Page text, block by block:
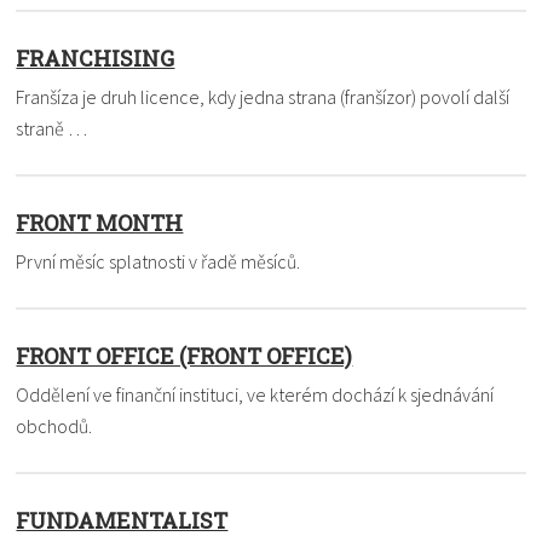
FRANCHISING
Franšíza je druh licence, kdy jedna strana (franšízor) povolí další
straně …
FRONT MONTH
První měsíc splatnosti v řadě měsíců.
FRONT OFFICE (FRONT OFFICE)
Oddělení ve finanční instituci, ve kterém dochází k sjednávání
obchodů.
FUNDAMENTALIST